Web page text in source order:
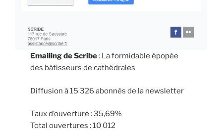
Emailing de Scribe: La formidable épopée
des bâtisseurs de cathédrales
Diffusion à 15 326 abonnés de la newsletter
Taux d’ouverture : 35,69%
Total ouvertures : 10 012